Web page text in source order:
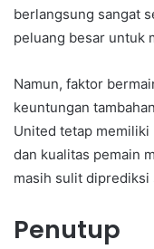
berlangsung sangat
peluang besar untuk
Namun, faktor
keuntungan
United tetap memiliki
dan kualitas pemain
masih sulit diprediksi
Penutup